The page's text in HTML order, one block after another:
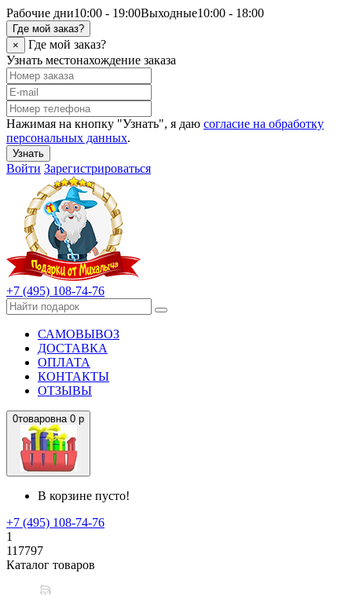
Рабочие дни10:00 - 19:00Выходные10:00 - 18:00
Где мой заказ?
×
Где мой заказ?
Узнать местонахождение заказа
Нажимая на кнопку "Узнать", я даю согласие на обработку
персональных данных.
Узнать
Войти Зарегистрироваться
+7 (495) 108-74-76
САМОВЫВОЗ
ДОСТАВКА
ОПЛАТА
КОНТАКТЫ
ОТЗЫВЫ
0товаровна 0 р
В корзине пусто!
+7 (495) 108-74-76
1
117797
Каталог товаров